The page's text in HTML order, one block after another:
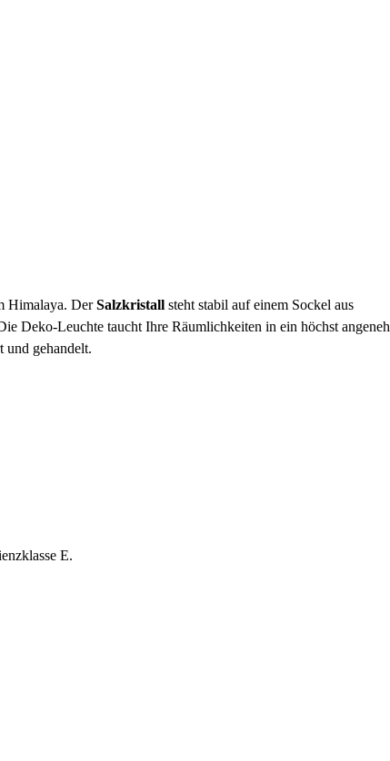
Himalaya. DerSalzkristall steht stabil auf einem Sockel aus
Deko-Leuchte taucht Ihre Räumlichkeiten in ein höchst
und gehandelt.
E.